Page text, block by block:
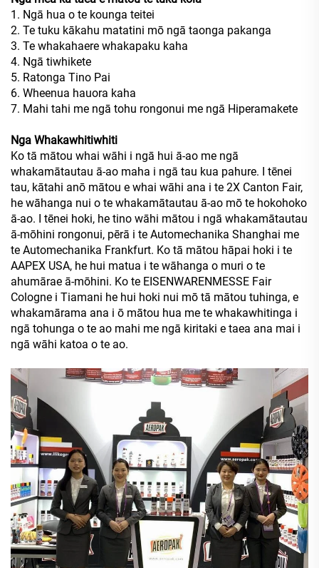
1. Ngā hua o te kounga teitei
2. Te tuku kākahu matatini mō ngā taonga pakanga
3. Te whakahaere whakapaku kaha
4. Ngā tiwhikete
5. Ratonga Tino Pai
6. Wheenua hauora kaha
7. Mahi tahi me ngā tohu rongonui me ngā Hiperamakete
Nga Whakawhitiwhiti
Ko tā mātou whai wāhi i ngā hui ā-ao me ngā
whakamātautau ā-ao maha i ngā tau kua pahure. I tēnei
tau, kātahi anō mātou e whai wāhi ana i te 2X Canton Fair,
he wāhanga nui o te whakamātautau ā-ao mō te hokohoko
ā-ao. I tēnei hoki, he tino wāhi mātou i ngā whakamātautau
ā-mōhini rongonui, pērā i te Automechanika Shanghai me
te Automechanika Frankfurt. Ko tā mātou hāpai hoki i te
AAPEX USA, he hui matua i te wāhanga o muri o te
ahumārae ā-mōhini. Ko te EISENWARENMESSE Fair
Cologne i Tiamani he hui hoki nui mō tā mātou tuhinga, e
whakamārama ana i ō mātou hua me te whakawhitinga i
ngā tohunga o te ao mahi me ngā kiritaki e taea ana mai i
ngā wāhi katoa o te ao.